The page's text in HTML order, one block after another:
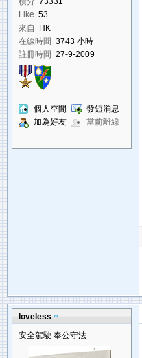
Like 53
來自
HK
在線時間 3743 小時
註冊時間 27-9-2009
個人空間
發短消息
加為好友
當前離線
loveless
安全駕駛 奉公守法